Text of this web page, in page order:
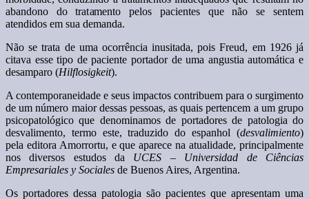
abandono do tratamento pelos pacientes que não se sentem
atendidos em sua demanda.
Não se trata de uma ocorrência inusitada, pois Freud, em 1926 já
citava esse tipo de paciente portador de uma angustia automática e
desamparo (Hilflosigkeit).
A contemporaneidade e seus impactos contribuem para o surgimento
de um número maior dessas pessoas, as quais pertencem a um grupo
psicopatológico que denominamos de portadores de patologia do
desvalimento, termo este, traduzido do espanhol (desvalimiento)
pela editora Amorrortu, e que aparece na atualidade, principalmente
nos diversos estudos da UCES – Universidad de Ciências
Empresariales y Sociales de Buenos Aires, Argentina.
Os portadores dessa patologia são pacientes que apresentam uma